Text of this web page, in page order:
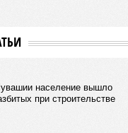
население вышло
при строительстве